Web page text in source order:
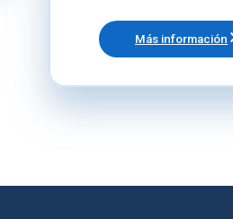
Más información